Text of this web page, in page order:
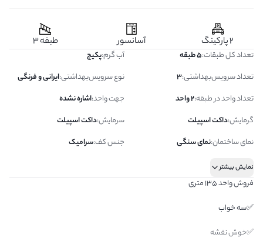
2 پارکینگ آسانسور طبقه 3
تعداد کل طبقات:5 طبقه آب گرم:پکیج
تعداد سرویس‌بهداشتی:
3 نوع سرویس‌بهداشتی:ایرانی و فرنگی
تعداد واحد در طبقه:2 واحد جهت واحد:اشاره نشده
گرمایش:داکت اسپیلت سرمایش:داکت اسپیلت
نمای ساختمان:نمای سنگی جنس کف:سرامیک
نمایش بیشتر
فروش واحد 135 متری
✅سه خواب
✅خوش نقشه